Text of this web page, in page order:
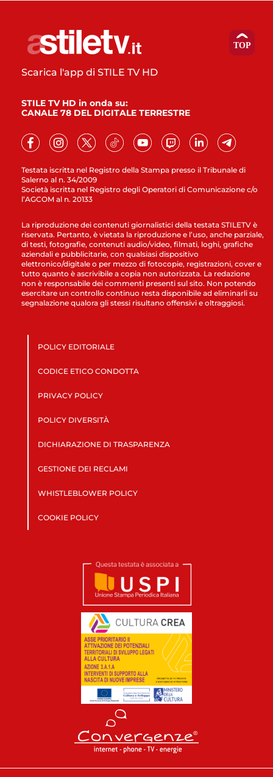
Testata iscritta nel Registro della Stampa presso il Tribunale di
Salerno al n. 34/2009
Società iscritta nel Registro degli Operatori di Comunicazione c/o
l’AGCOM al n. 20133
Scarica l'app di STILE TV HD
STILE TV HD in onda su:
CANALE 78 DEL DIGITALE TERRESTRE
La riproduzione dei contenuti giornalistici della testata STILETV è
riservata. Pertanto, è vietata la riproduzione e l’uso, anche parziale,
di testi, fotografie, contenuti audio/video, filmati, loghi, grafiche
aziendali e pubblicitarie, con qualsiasi dispositivo
elettronico/digitale o per mezzo di fotocopie, registrazioni, cover e
tutto quanto è ascrivibile a copia non autorizzata. La redazione
non è responsabile dei commenti presenti sul sito. Non potendo
esercitare un controllo continuo resta disponibile ad eliminarli su
segnalazione qualora gli stessi risultano offensivi e oltraggiosi.
POLICY EDITORIALE
CODICE ETICO CONDOTTA
PRIVACY POLICY
POLICY DIVERSITÀ
DICHIARAZIONE DI TRASPARENZA
GESTIONE DEI RECLAMI
WHISTLEBLOWER POLICY
COOKIE POLICY